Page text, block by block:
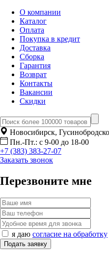
О компании
Каталог
Оплата
Покупка в кредит
Доставка
Сборка
Гарантия
Возврат
Контакты
Вакансии
Скидки
Новосибирск,
Пн.-Пт.: с 9-00 до 18-00
+7 (383) 383-27-07
Заказать звонок
Перезвоните мне
я даю согласие на обработку